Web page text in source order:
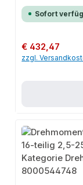
Sofort
Regulärer Preis:
€ 432,47
zzgl.